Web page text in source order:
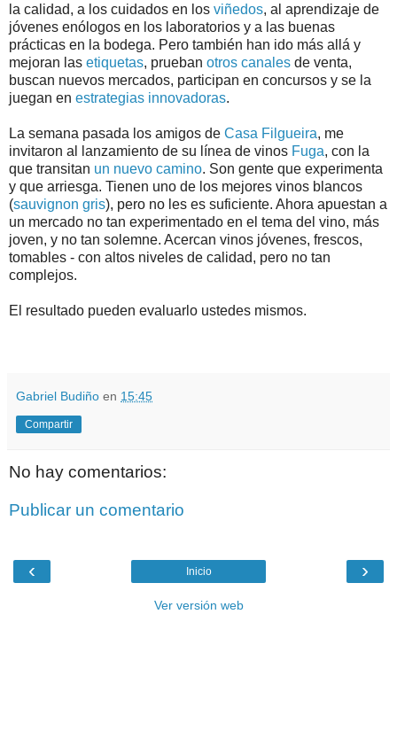
la calidad, a los cuidados en los viñedos, al aprendizaje de
jóvenes enólogos en los laboratorios y a las buenas
prácticas en la bodega. Pero también han ido más allá y
mejoran las etiquetas, prueban otros canales de venta,
buscan nuevos mercados, participan en concursos y se la
juegan en estrategias innovadoras.
La semana pasada los amigos de Casa Filgueira, me
invitaron al lanzamiento de su línea de vinos Fuga, con la
que transitan un nuevo camino. Son gente que experimenta
y que arriesga. Tienen uno de los mejores vinos blancos
(sauvignon gris), pero no les es suficiente. Ahora apuestan a
un mercado no tan experimentado en el tema del vino, más
joven, y no tan solemne. Acercan vinos jóvenes, frescos,
tomables - con altos niveles de calidad, pero no tan
complejos.
El resultado pueden evaluarlo ustedes mismos.
Gabriel Budiño en 15:45
Compartir
No hay comentarios:
Publicar un comentario
‹ ›
Inicio
Ver versión web